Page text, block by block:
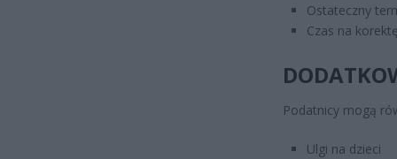
Ostateczny
Czas na
Podatnicy mogą
Ulgi na dzieci